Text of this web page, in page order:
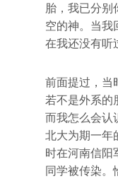
胎，我已分别
空的神。当我
在我还没有听
前面提过，当
若不是外系的
而我怎么会认
北大为期一年
时在河南信阳
同学被传染。